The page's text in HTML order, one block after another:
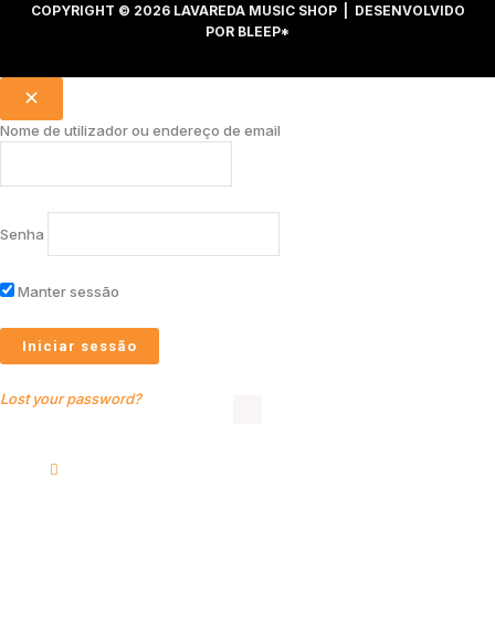
COPYRIGHT © 2026 LAVAREDA MUSIC SHOP | DESENVOLVIDO
POR BLEEP*
Nome de utilizador ou endereço de email
Senha
Manter sessão
Lost your password?